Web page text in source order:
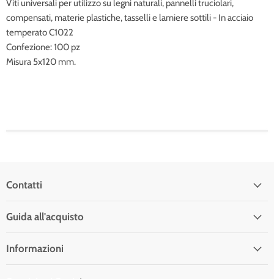
Viti universali per utilizzo su legni naturali, pannelli truciolari,
compensati, materie plastiche, tasselli e lamiere sottili - In acciaio
temperato C1022
Confezione: 100 pz
Misura 5x120 mm.
Contatti
Guida all'acquisto
Informazioni